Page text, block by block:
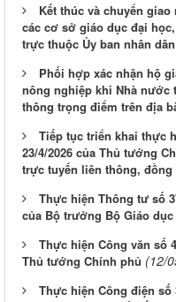
Kết thúc và chuyển
các cơ sở giáo dục đại
trực thuộc Ủy ban nhân
Phối hợp xác nhận hộ
nông nghiệp khi Nhà nước
thông trọng điểm trên địa
Tiếp tục triển khai thực
23/4/2026 của Thủ tướng
trực tuyến liên thông, đồng
Thực hiện Thông tư số
của Bộ trưởng Bộ Giáo
Thực hiện Công văn số
Thủ tướng Chính phủ (12/
Thực hiện Công điện số